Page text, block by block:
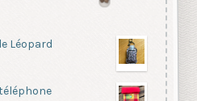
Léopard